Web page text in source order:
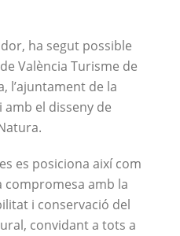
ha segut possible
València Turisme de
l’ajuntament de la
amb el disseny de
es posiciona així com
amb la
i conservació del
convidant a tots a